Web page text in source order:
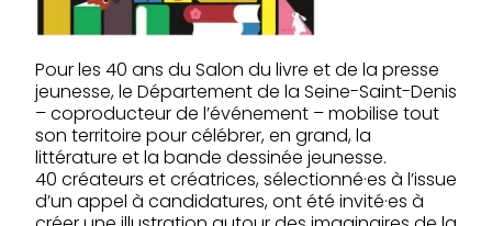
Pour les 40 ans du Salon du livre et de la presse
jeunesse, le Département de la Seine-Saint-Denis
– coproducteur de l’événement – mobilise tout
son territoire pour célébrer, en grand, la
littérature et la bande dessinée jeunesse.
40 créateurs et créatrices, sélectionné·es à l’issue
d’un appel à candidatures, ont été invité·es à